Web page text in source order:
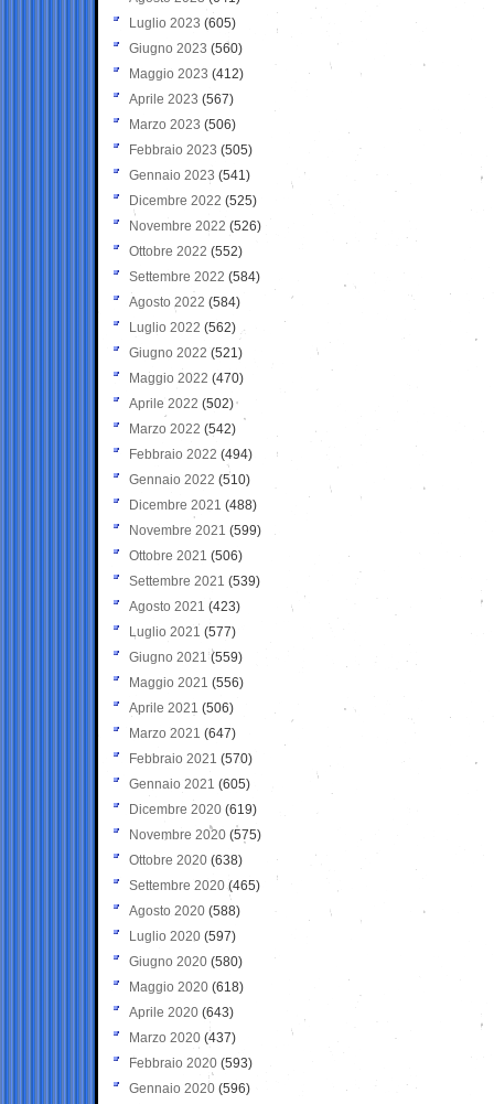
Luglio 2023 (605)
Giugno 2023 (560)
Maggio 2023 (412)
Aprile 2023 (567)
Marzo 2023 (506)
Febbraio 2023 (505)
Gennaio 2023 (541)
Dicembre 2022 (525)
Novembre 2022 (526)
Ottobre 2022 (552)
Settembre 2022 (584)
Agosto 2022 (584)
Luglio 2022 (562)
Giugno 2022 (521)
Maggio 2022 (470)
Aprile 2022 (502)
Marzo 2022 (542)
Febbraio 2022 (494)
Gennaio 2022 (510)
Dicembre 2021 (488)
Novembre 2021 (599)
Ottobre 2021 (506)
Settembre 2021 (539)
Agosto 2021 (423)
Luglio 2021 (577)
Giugno 2021(559)
Maggio 2021 (556)
Aprile 2021 (506)
Marzo 2021 (647)
Febbraio 2021 (570)
Gennaio 2021 (605)
Dicembre 2020 (619)
Novembre 2020 (575)
Ottobre 2020 (638)
Settembre 2020(465)
Agosto 2020 (588)
Luglio 2020 (597)
Giugno 2020 (580)
Maggio 2020 (618)
Aprile 2020 (643)
Marzo 2020 (437)
Febbraio 2020 (593)
Gennaio 2020 (596)